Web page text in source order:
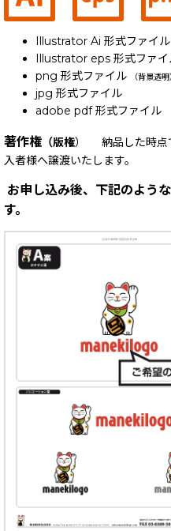
Illustrator Ai 形式ファイル
Illustrator eps 形式ファイ
png 形式ファイル （背景透明
jpg 形式ファイル
adobe pdf 形式ファイル
著作権 （版権） 納品した時点
入者様へ譲渡いたします。
お申し込み後、下記のよう
す。